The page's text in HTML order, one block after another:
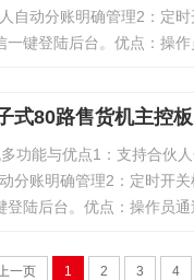
自动分账明确管理2：定
一键登陆后台。优点：操
式80路售货机主控板
功能与优点1：支持合伙人
分账明确管理2：定时开
登陆后台。优点：操作员
一页 1 2 3 4